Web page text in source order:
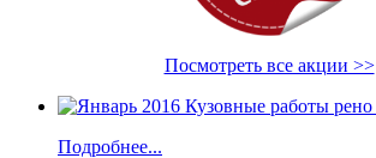
Посмотреть все акции >>
Подробнее...